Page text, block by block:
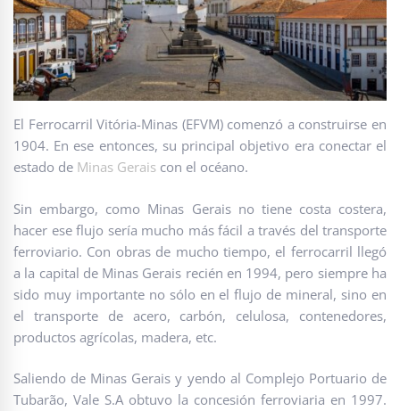
El Ferrocarril Vitória-Minas (EFVM) comenzó a construirse en
1904. En ese entonces, su principal objetivo era conectar el
estado de Minas Gerais con el océano.
Sin embargo, como Minas Gerais no tiene costa costera,
hacer ese flujo sería mucho más fácil a través del transporte
ferroviario. Con obras de mucho tiempo, el ferrocarril llegó
a la capital de Minas Gerais recién en 1994, pero siempre ha
sido muy importante no sólo en el flujo de mineral, sino en
el transporte de acero, carbón, celulosa, contenedores,
productos agrícolas, madera, etc.
Saliendo de Minas Gerais y yendo al Complejo Portuario de
Tubarão, Vale S.A obtuvo la concesión ferroviaria en 1997.